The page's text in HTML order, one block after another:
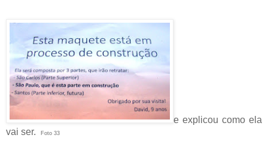
e explicou como ela
vai ser.
Foto 33